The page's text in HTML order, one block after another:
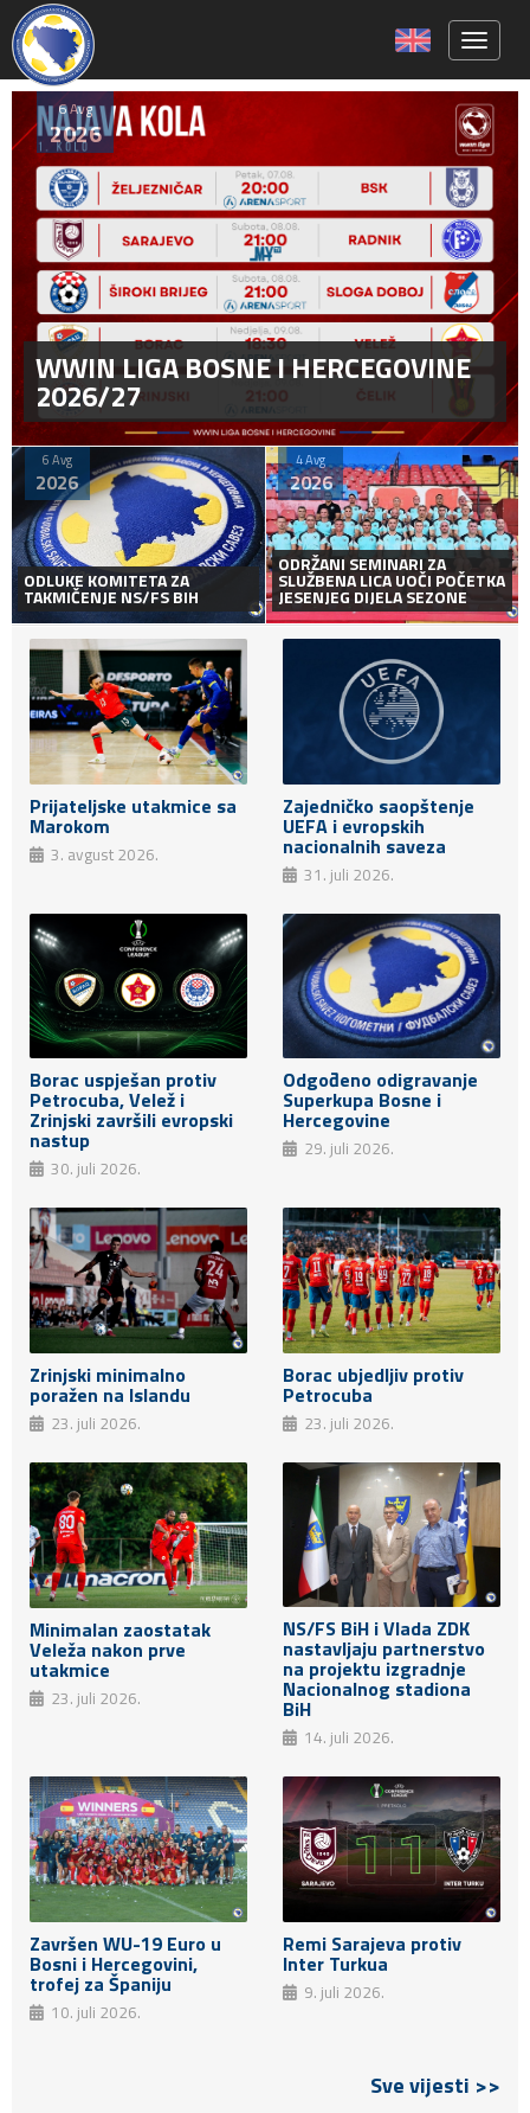
6 Avg
2026
WWIN LIGA BOSNE I HERCEGOVINE
2026/27
6 Avg
2026
ODLUKE KOMITETA ZA
TAKMIČENJE NS/FS BIH
4 Avg
2026
ODRŽANI SEMINARI ZA
SLUŽBENA LICA UOČI POČETKA
JESENJEG DIJELA SEZONE
Prijateljske utakmice sa
Marokom
3. avgust 2026.
Zajedničko saopštenje
UEFA i evropskih
nacionalnih saveza
31. juli 2026.
Borac uspješan protiv
Petrocuba, Velež i
Zrinjski završili evropski
nastup
30. juli 2026.
Odgođeno odigravanje
Superkupa Bosne i
Hercegovine
29. juli 2026.
Zrinjski minimalno
poražen na Islandu
23. juli 2026.
Borac ubjedljiv protiv
Petrocuba
23. juli 2026.
Minimalan zaostatak
Veleža nakon prve
utakmice
23. juli 2026.
NS/FS BiH i Vlada ZDK
nastavljaju partnerstvo
na projektu izgradnje
Nacionalnog stadiona
BiH
14. juli 2026.
Završen WU-19 Euro u
Bosni i Hercegovini,
trofej za Španiju
10. juli 2026.
Remi Sarajeva protiv
Inter Turkua
9. juli 2026.
Sve vijesti >>